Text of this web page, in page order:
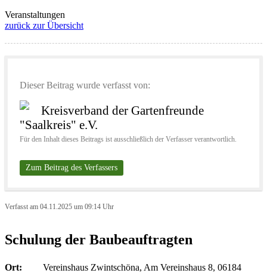
Veranstaltungen
zurück zur Übersicht
Dieser Beitrag wurde verfasst von:
Kreisverband der Gartenfreunde
"Saalkreis" e.V.
Für den Inhalt dieses Beitrags ist ausschließlich der Verfasser verantwortlich.
Zum Beitrag des Verfassers
Verfasst am 04.11.2025 um 09:14 Uhr
Schulung der Baubeauftragten
Ort:
Vereinshaus Zwintschöna, Am Vereinshaus 8, 06184